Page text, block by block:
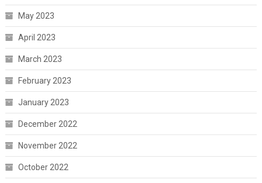
May 2023
April 2023
March 2023
February 2023
January 2023
December 2022
November 2022
October 2022